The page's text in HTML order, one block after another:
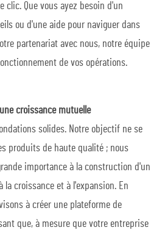
clic. Que vous ayez besoin d'un
ou d'une aide pour naviguer dans
partenariat avec nous, notre équipe
de vos opérations.
croissance mutuelle
solides. Notre objectif ne se
produits de haute qualité ; nous
importance à la construction d'un
la croissance et à l'expansion. En
à créer une plateforme de
que, à mesure que votre entreprise